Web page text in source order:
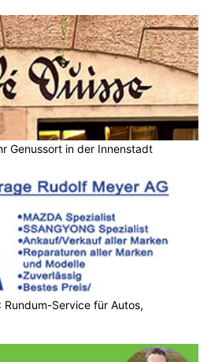
Genussort in der Innenstadt
Rundum-Service für Autos,